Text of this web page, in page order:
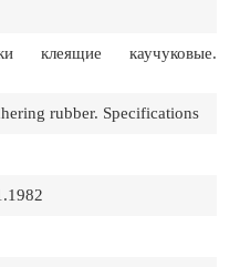
клеящие каучуковые.
rubber. Specifications